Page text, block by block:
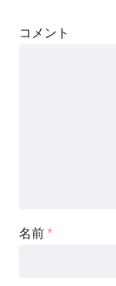
コメント
名前 *